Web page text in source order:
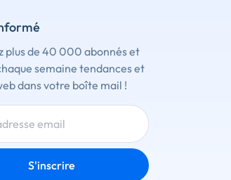
plus de 40 000 abonnés et
semaine tendances et
dans votre boîte mail !
S'inscrire